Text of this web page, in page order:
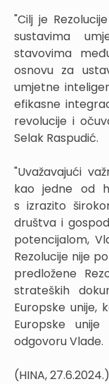
"Cilj je
sustavima
stavovima
osnovu za
umjetne
efikasne
revolucije i
Selak Raspudić.
"Uvažavajući
kao jedne od
s izrazito
društva i
potencijalom,
Rezolucije nije
predložene
strateških
Europske unije,
Europske
odgovoru Vlade.
(HINA, 27.6.2024.)